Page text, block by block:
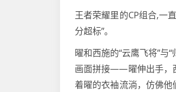
王者荣耀里的CP组合,一
分超标”。
曜和西施的“云鹰飞将”与
画面拼接——曜伸出手，
着曜的衣袖流淌，仿佛